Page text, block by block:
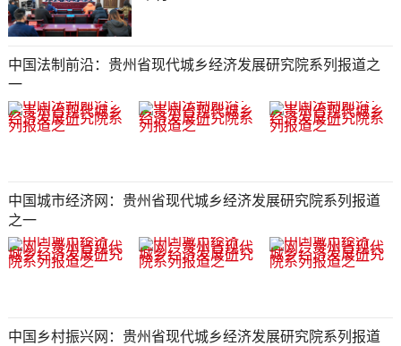
中国法制前沿：贵州省现代城乡经济发展研究院系列报道之
一
中国城市经济网：贵州省现代城乡经济发展研究院系列报道
之一
中国乡村振兴网：贵州省现代城乡经济发展研究院系列报道